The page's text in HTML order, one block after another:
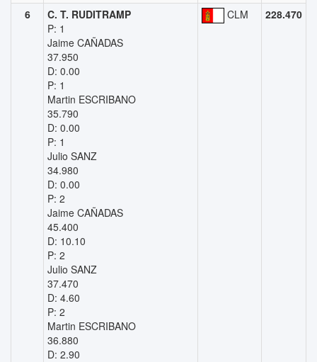
6
C. T. RUDITRAMP
P: 1
Jaime CAÑADAS
37.950
D: 0.00
P: 1
Martin ESCRIBANO
35.790
D: 0.00
P: 1
Julio SANZ
34.980
D: 0.00
P: 2
Jaime CAÑADAS
45.400
D: 10.10
P: 2
Julio SANZ
37.470
D: 4.60
P: 2
Martin ESCRIBANO
36.880
D: 2.90
CLM 228.470